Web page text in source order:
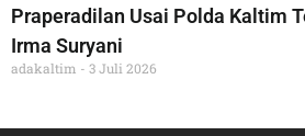
Praperadilan Usai Polda Kaltim
Irma Suryani
adakaltim 3 Juli 2026